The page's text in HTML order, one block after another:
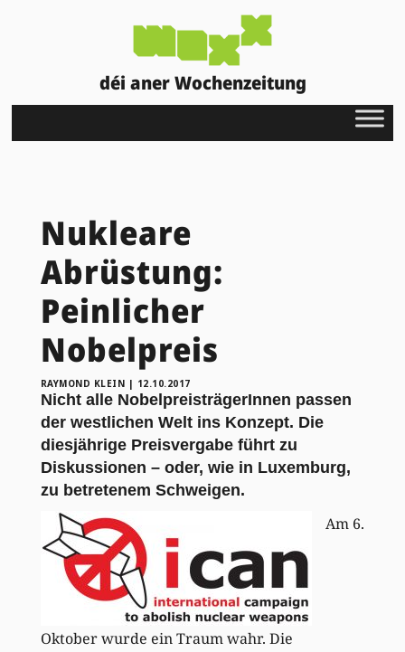
déi aner Wochenzeitung
Nukleare
Abrüstung:
Peinlicher
Nobelpreis
RAYMOND KLEIN | 12.10.2017
Nicht alle NobelpreisträgerInnen passen
der westlichen Welt ins Konzept. Die
diesjährige Preisvergabe führt zu
Diskussionen – oder, wie in Luxemburg,
zu betretenem Schweigen.
Am 6.
Oktober wurde ein Traum wahr. Die